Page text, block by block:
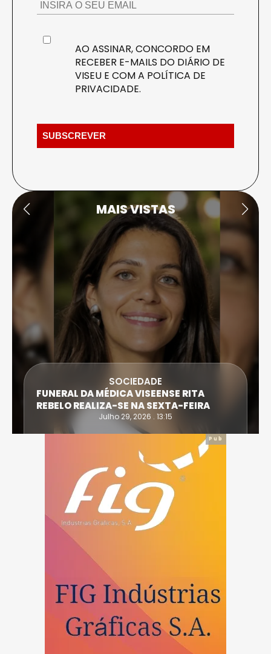
AO ASSINAR, CONCORDO EM
RECEBER E-MAILS DO DIÁRIO DE
VISEU E COM A POLÍTICA DE
PRIVACIDADE.
MAIS VISTAS
SOCIEDADE
FUNERAL DA MÉDICA VISEENSE RITA
REBELO REALIZA-SE NA SEXTA-FEIRA
Julho 29, 2026 . 13:15
Pub